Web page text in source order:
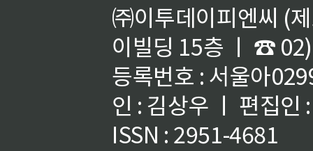
㈜이투데이피엔씨 (
이빌딩 15층 ㅣ ☎
등록번호 : 서울아
인 : 김상우 ㅣ 편집인
ISSN : 2951-4681